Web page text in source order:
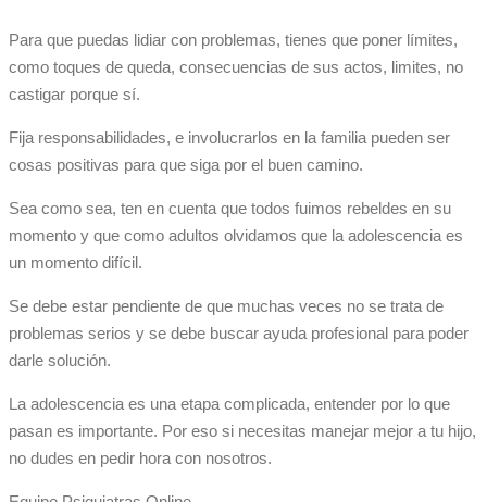
Para que puedas lidiar con problemas, tienes que poner límites,
como toques de queda, consecuencias de sus actos, limites, no
castigar porque sí.
Fija responsabilidades, e involucrarlos en la familia pueden ser
cosas positivas para que siga por el buen camino.
Sea como sea, ten en cuenta que todos fuimos rebeldes en su
momento y que como adultos olvidamos que la adolescencia es
un momento difícil.
Se debe estar pendiente de que muchas veces no se trata de
problemas serios y se debe buscar ayuda profesional para poder
darle solución.
La adolescencia es una etapa complicada, entender por lo que
pasan es importante. Por eso si necesitas manejar mejor a tu hijo,
no dudes en pedir hora con nosotros.